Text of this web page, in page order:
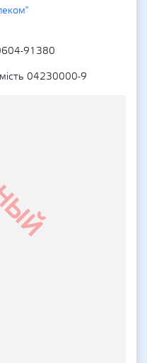
91380
04230000-9